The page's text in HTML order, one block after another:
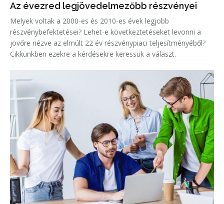
Az évezred legjövedelmezőbb részvényei
Melyek voltak a 2000-es és 2010-es évek legjobb
részvénybefektetései? Lehet-e következtetéseket levonni a
jövőre nézve az elmúlt 22 év részvénypiaci teljesítményéből?
Cikkünkben ezekre a kérdésekre keressük a választ.